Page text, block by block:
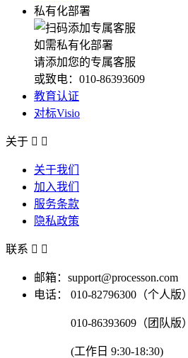
私有化部署
如需私有化部署
请添加您的专属客服
或致电：010-86393609
教育认证
对标Visio
关于  
关于我们
加入我们
服务条款
隐私政策
联系  
邮箱：support@processon.com
电话：
010-82796300（个人版）
010-86393609（团队版）
(工作日 9:30-18:30)